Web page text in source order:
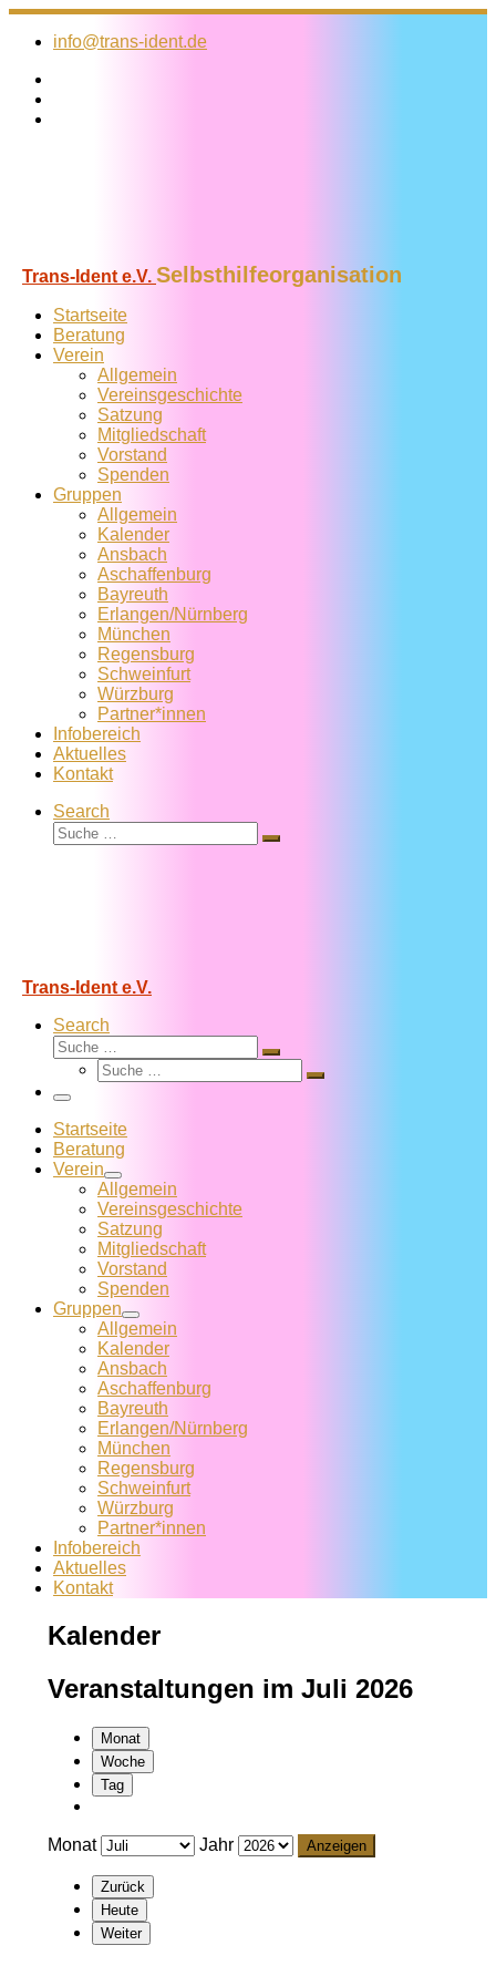
Zum
Inhalt
info@trans-ident.de
Trans-Ident e.V. Selbsthilfeorganisation
Startseite
Beratung
Verein
Allgemein
Vereins­geschichte
Satzung
Mitglied­schaft
Vorstand
Spenden
Gruppen
Allgemein
Kalender
Ansbach
Aschaffenburg
Bayreuth
Erlangen/Nürnberg
München
Regensburg
Schweinfurt
Würzburg
Partner*innen
Infobereich
Aktuelles
Kontakt
Search
Suche
Suche
Trans-Ident e.V.
Search
Suche
Suche
Suche
Suche
Menü
Startseite
Beratung
Verein
Allgemein
Vereins­geschichte
Satzung
Mitglied­schaft
Vorstand
Spenden
Gruppen
Allgemein
Kalender
Ansbach
Aschaffenburg
Bayreuth
Erlangen/Nürnberg
München
Regensburg
Schweinfurt
Würzburg
Partner*innen
Infobereich
Aktuelles
Kontakt
Kalender
Veranstaltungen im Juli 2026
Monat
Woche
Tag
Monat Jahr
Zurück
Heute
Weiter